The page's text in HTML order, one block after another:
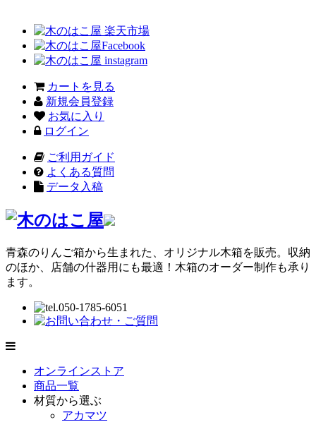
カートを見る
新規会員登録
お気に入り
ログイン
ご利用ガイド
よくある質問
データ入稿
青森のりんご箱から生まれた、オリジナル木箱を販売。収納
のほか、店舗の什器用にも最適！木箱のオーダー制作も承り
ます。
オンラインストア
商品一覧
材質から選ぶ
アカマツ